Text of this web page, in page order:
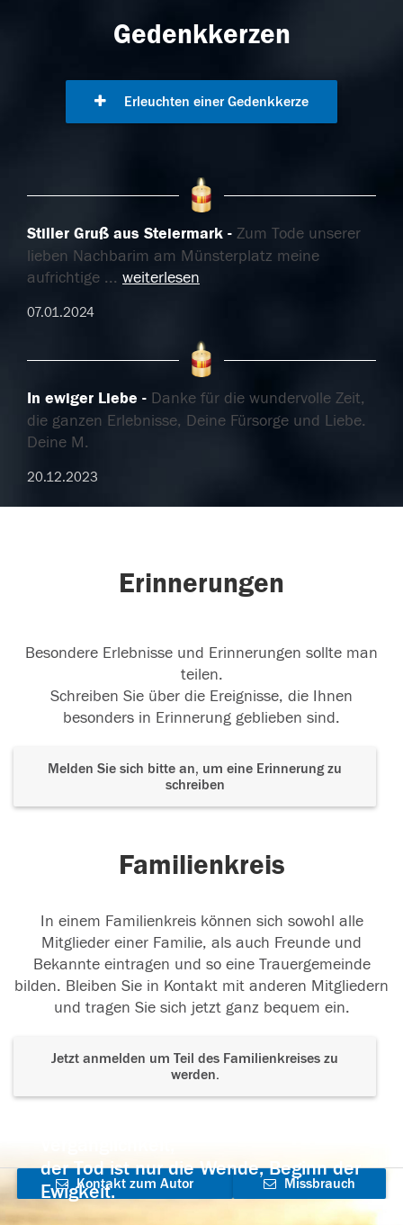
Gedenkkerzen
Erleuchten einer Gedenkkerze
Stiller Gruß aus Steiermark
Zum Tode unserer
lieben Nachbarim am Münsterplatz meine
aufrichtige ... weiterlesen
07.01.2024
In ewiger Liebe
Danke für die wundervolle Zeit,
die ganzen Erlebnisse, Deine Fürsorge und Liebe.
Deine M.
20.12.2023
Erinnerungen
Besondere Erlebnisse und Erinnerungen sollte man
teilen.
Schreiben Sie über die Ereignisse, die Ihnen
besonders in Erinnerung geblieben sind.
Melden Sie sich bitte an, um eine Erinnerung zu
schreiben
Familienkreis
In einem Familienkreis können sich sowohl alle
Mitglieder einer Familie, als auch Freunde und
Bekannte eintragen und so eine Trauergemeinde
bilden. Bleiben Sie in Kontakt mit anderen Mitgliedern
und tragen Sie sich jetzt ganz bequem ein.
Jetzt anmelden um Teil des Familienkreises zu
werden.
der Tod ist nur die Wende, Beginn der
Ewigkeit.
Kontakt zum Autor
aufnehmen
Missbrauch